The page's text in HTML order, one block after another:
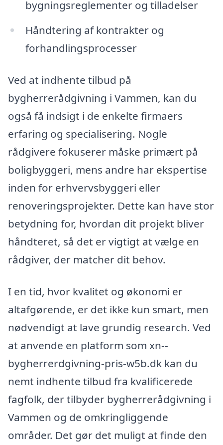
bygningsreglementer og tilladelser
Håndtering af kontrakter og
forhandlingsprocesser
Ved at indhente tilbud på
bygherrerådgivning i Vammen, kan du
også få indsigt i de enkelte firmaers
erfaring og specialisering. Nogle
rådgivere fokuserer måske primært på
boligbyggeri, mens andre har ekspertise
inden for erhvervsbyggeri eller
renoveringsprojekter. Dette kan have stor
betydning for, hvordan dit projekt bliver
håndteret, så det er vigtigt at vælge en
rådgiver, der matcher dit behov.
I en tid, hvor kvalitet og økonomi er
altafgørende, er det ikke kun smart, men
nødvendigt at lave grundig research. Ved
at anvende en platform som xn--
bygherrerdgivning-pris-w5b.dk kan du
nemt indhente tilbud fra kvalificerede
fagfolk, der tilbyder bygherrerådgivning i
Vammen og de omkringliggende
områder. Det gør det muligt at finde den